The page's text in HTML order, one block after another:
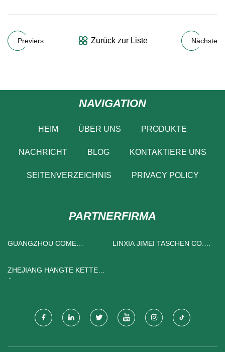
Previers Zurück zur Liste Nächste
NAVIGATION
HEIM ÜBER UNS PRODUKTE
NACHRICHT BLOG KONTAKTIERE UNS
SEITENVERZEICHNIS PRIVACY POLICY
PARTNERFIRMA
GUANGZHOU COME
LTD.
LINXIA JIMEI TASCHEN CO.,
ZHEJIANG HANGTE KETTE